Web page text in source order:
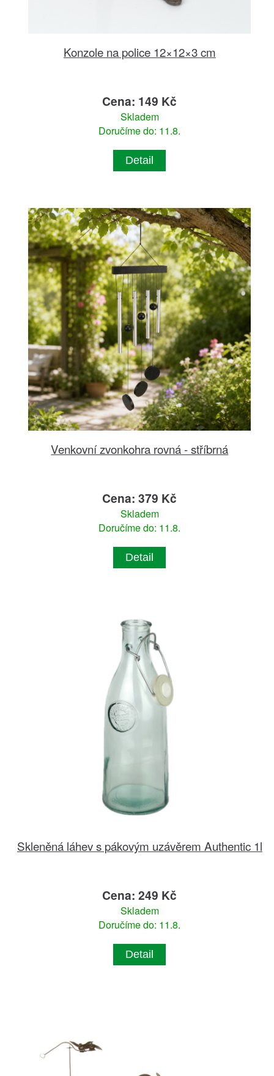
Konzole na police 12×12×3 cm
Cena: 149 Kč
Skladem
Doručíme do: 11.8.
Detail
Venkovní zvonkohra rovná - stříbrná
Cena: 379 Kč
Skladem
Doručíme do: 11.8.
Detail
Skleněná láhev s pákovým uzávěrem Authentic 1l
Cena: 249 Kč
Skladem
Doručíme do: 11.8.
Detail